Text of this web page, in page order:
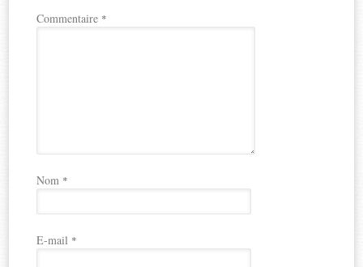
Commentaire *
Nom *
E-mail *